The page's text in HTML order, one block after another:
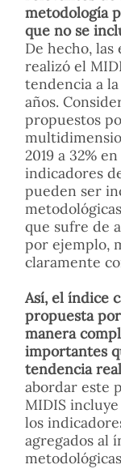
metodología
que no se
De hecho,
realizó el
tendencia a
años.
propuestos
2019 a 32%
indicadores
pueden ser
que sufre de
por ejemplo,
claramente
Así, el índice
propuesta
manera
importantes
tendencia
abordar este
MIDIS
los
agregados al